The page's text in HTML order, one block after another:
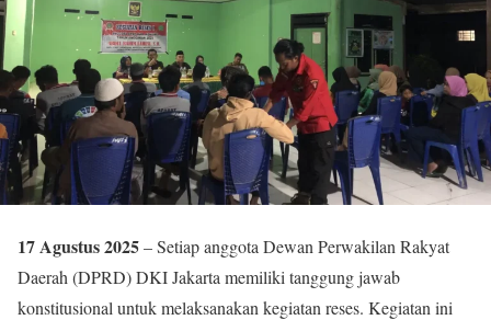
17 Agustus 2025– Setiap anggota Dewan Perwakilan Rakyat
Daerah (DPRD) DKI Jakarta memiliki tanggung jawab
konstitusional untuk melaksanakan kegiatan reses. Kegiatan ini